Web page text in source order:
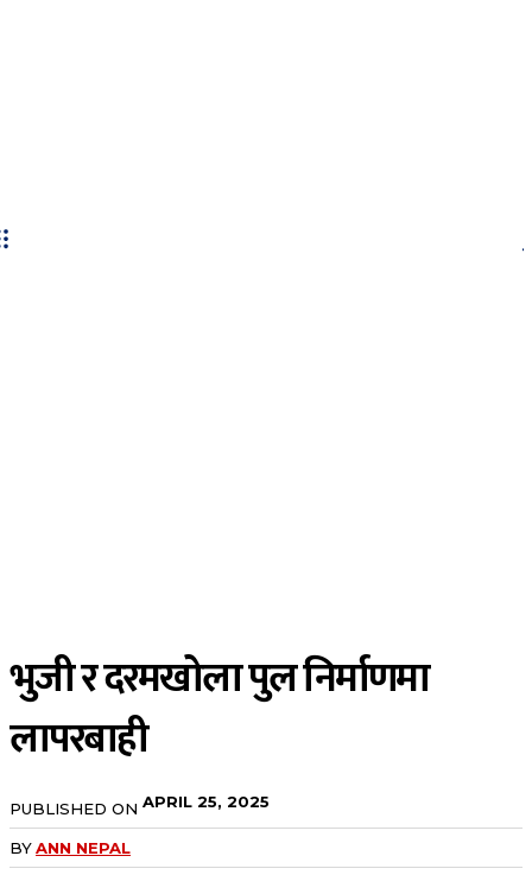
भुजी र दरमखोला पुल निर्माणमा
लापरबाही
PUBLISHED ON APRIL 25, 2025
BYANN NEPAL